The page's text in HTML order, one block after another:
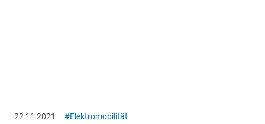
22.11.2021 #Elektromobilität